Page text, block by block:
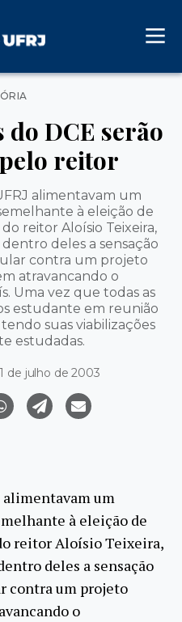
Categorias
DCE serão
reitor
alimentavam um
à eleição de
reitor Aloísio Teixeira,
deles a sensação
contra um projeto
atravancando o
Uma vez que todas as
estudante em reunião
suas viabilizações
estudadas.
de julho de 2003
alimentavam um
à eleição de
reitor Aloísio Teixeira,
deles a sensação
contra um projeto
o